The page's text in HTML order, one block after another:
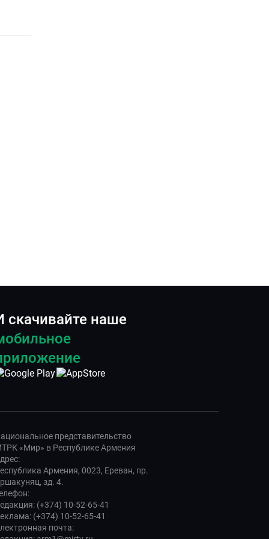
скачивайте наше
представительство
«Мир» в Республике Армения
Армения, 0023, Ереван, пр.
зд. 4.
(+374) 10-52-65-41
(+374) 10-52-65-41
почта: